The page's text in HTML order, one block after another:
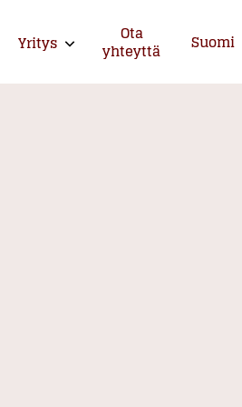
Yritys Expand child menu
Ota
yhteyttä Suomi